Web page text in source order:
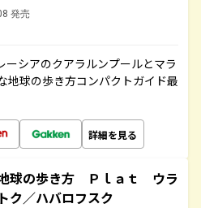
発売
ーシアのクアラルンプールとマラ
地球の歩き方コンパクトガイド最
詳細を見る
球の歩き方 Ｐｌａｔ ウラ
ク／ハバロフスク